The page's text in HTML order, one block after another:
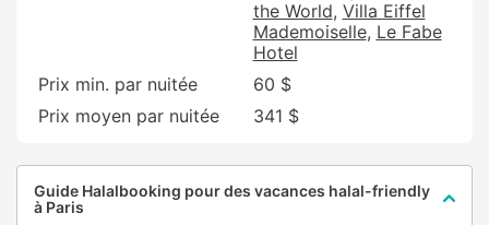
the World Villa Eiffel
Mademoiselle Le Fabe
Hotel
Prix min. par nuitée
60 $
Prix moyen par nuitée
341 $
Guide Halalbooking pour des vacances halal-friendly
à Paris